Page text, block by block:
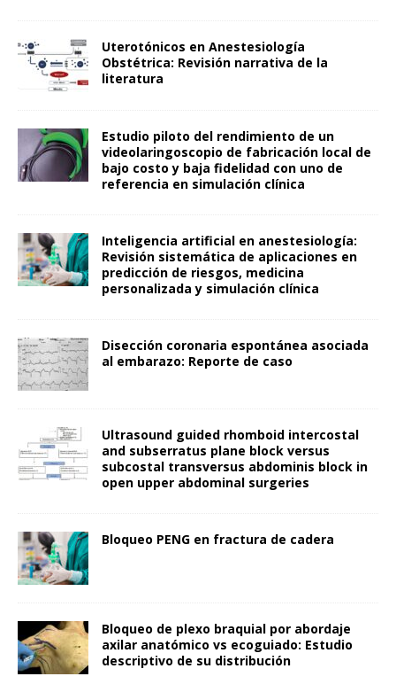
Uterotónicos en Anestesiología
Obstétrica: Revisión narrativa de la
literatura
Estudio piloto del rendimiento de un
videolaringoscopio de fabricación local de
bajo costo y baja fidelidad con uno de
referencia en simulación clínica
Inteligencia artificial en anestesiología:
Revisión sistemática de aplicaciones en
predicción de riesgos, medicina
personalizada y simulación clínica
Disección coronaria espontánea asociada
al embarazo: Reporte de caso
Ultrasound guided rhomboid intercostal
and subserratus plane block versus
subcostal transversus abdominis block in
open upper abdominal surgeries
Bloqueo PENG en fractura de cadera
Bloqueo de plexo braquial por abordaje
axilar anatómico vs ecoguiado: Estudio
descriptivo de su distribución